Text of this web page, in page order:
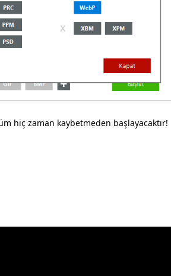
hiç zaman kaybetmeden başlayacaktır!